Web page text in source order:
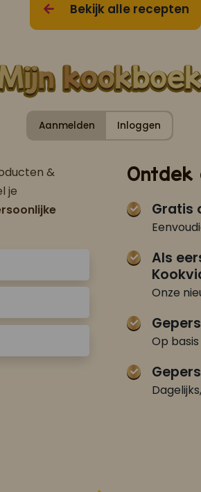
Bekijk alle recepten
Aanmelden Inloggen
&
je
Ontdek
Gratis
Als
Onze
Op